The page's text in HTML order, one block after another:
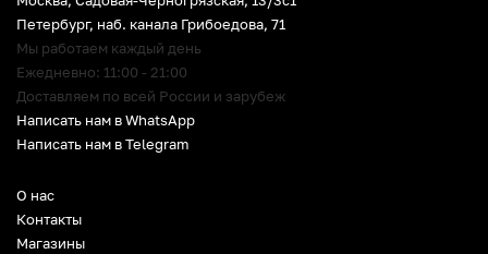
О нас
Контакты
Магазины
Петербург, наб. канала Грибоедова, 71
Мы работаем каждый день
Ежедневно: 11:00 - 21:00
Доставляем по всей России и зарубеж
Написать нам в WhatsApp
Написать нам в Telegram